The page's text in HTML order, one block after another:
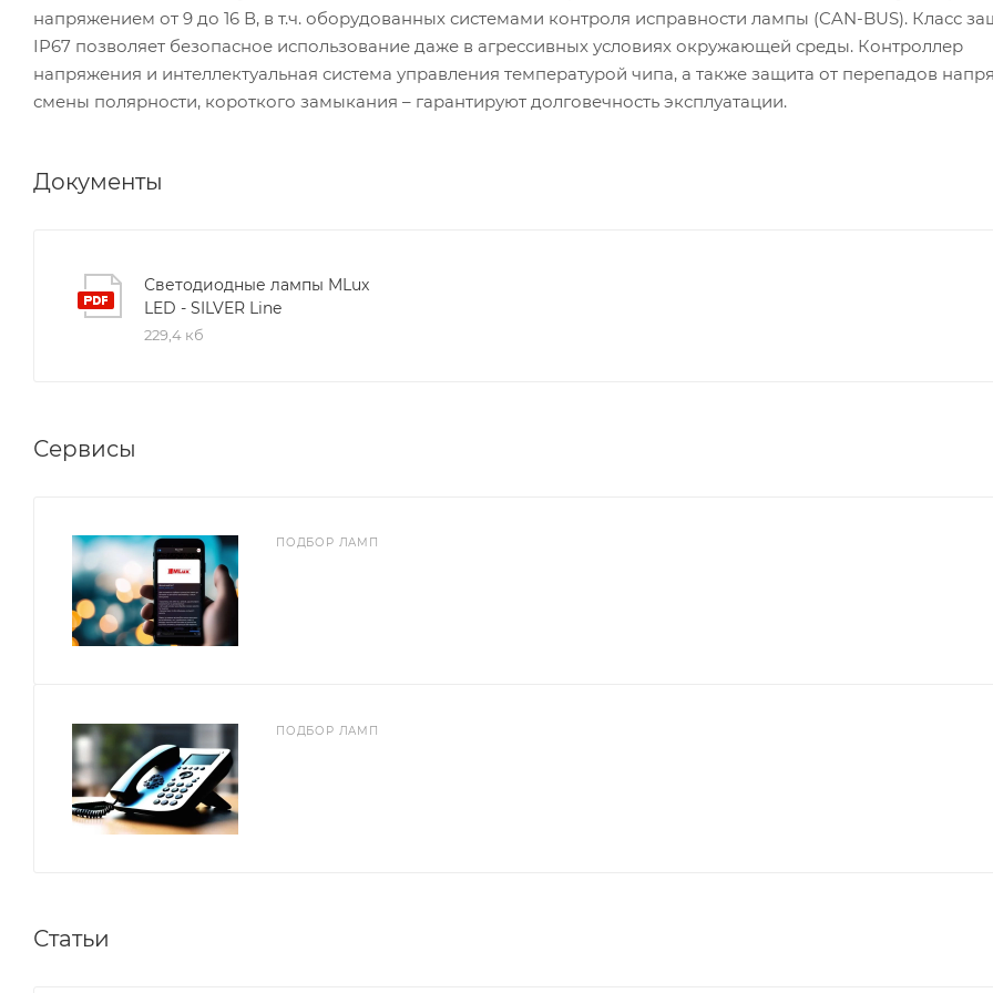
напряжением от 9 до 16 В, в т.ч. оборудованных системами контроля исправности лампы (CAN-BUS). Класс
IP67 позволяет безопасное использование даже в агрессивных условиях окружающей среды. Контроллер
напряжения и интеллектуальная система управления температурой чипа, а также защита от перепадов
смены полярности, короткого замыкания – гарантируют долговечность эксплуатации.
Документы
Светодиодные лампы MLux
LED - SILVER Line
229,4 кб
Сервисы
ПОДБОР ЛАМП
ПОДБОР ЛАМП
Статьи